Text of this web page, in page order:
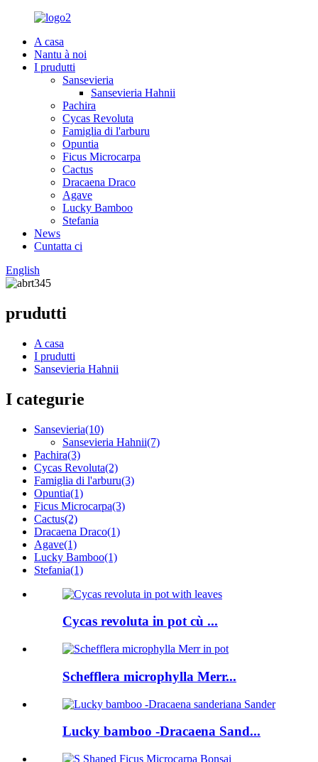
A casa
Nantu à noi
I prudutti
Sansevieria
Sansevieria Hahnii
Pachira
Cycas Revoluta
Famiglia di l'arburu
Opuntia
Ficus Microcarpa
Cactus
Dracaena Draco
Agave
Lucky Bamboo
Stefania
News
Cuntatta ci
English
prudutti
A casa
I prudutti
Sansevieria Hahnii
I categurie
Sansevieria(10)
Sansevieria Hahnii(7)
Pachira(3)
Cycas Revoluta(2)
Famiglia di l'arburu(3)
Opuntia(1)
Ficus Microcarpa(3)
Cactus(2)
Dracaena Draco(1)
Agave(1)
Lucky Bamboo(1)
Stefania(1)
Cycas revoluta in pot cù ...
Schefflera microphylla Merr...
Lucky bamboo -Dracaena Sand...